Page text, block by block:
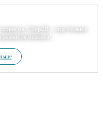
Сбер2В – еще больше
бизнеса!